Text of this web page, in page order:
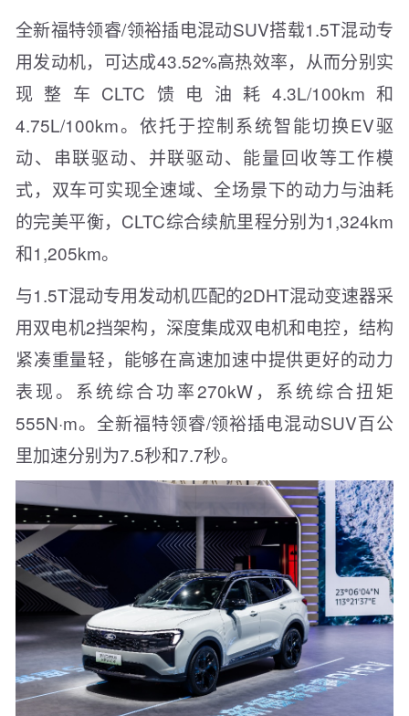
全新福特领睿/领裕插电混动SUV搭载1.5T混动专
用发动机，可达成43.52%高热效率，从而分别实
现整车CLTC馈电油耗4.3L/100km和
4.75L/100km。依托于控制系统智能切换EV驱
动、串联驱动、并联驱动、能量回收等工作模
式，双车可实现全速域、全场景下的动力与油耗
的完美平衡，CLTC综合续航里程分别为1,324km
和1,205km。
与1.5T混动专用发动机匹配的2DHT混动变速器采
用双电机2挡架构，深度集成双电机和电控，结构
紧凑重量轻，能够在高速加速中提供更好的动力
表现。系统综合功率270kW，系统综合扭矩
555N·m。全新福特领睿/领裕插电混动SUV百公
里加速分别为7.5秒和7.7秒。